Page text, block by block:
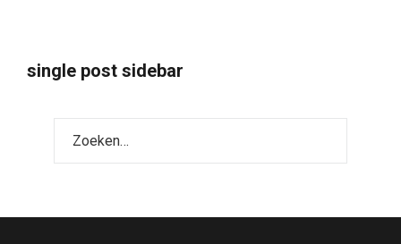
single post sidebar